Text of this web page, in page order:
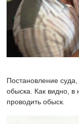
Постановление
обыска. Как видно, в
проводить обыск.